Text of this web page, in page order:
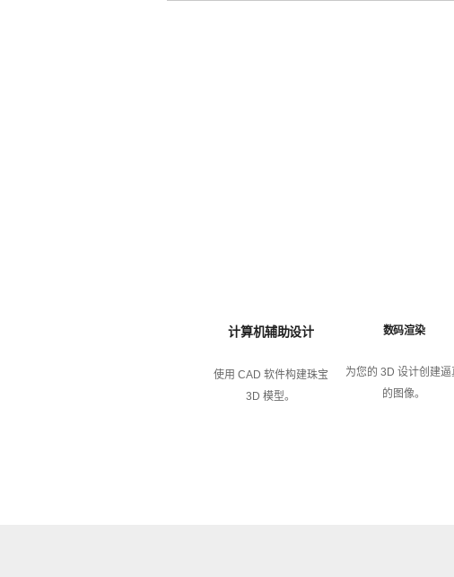
计算机辅助设计
使用 CAD 软件构建珠宝
3D 模型。
数码渲染
为您的 3D 设计创建逼
的图像。